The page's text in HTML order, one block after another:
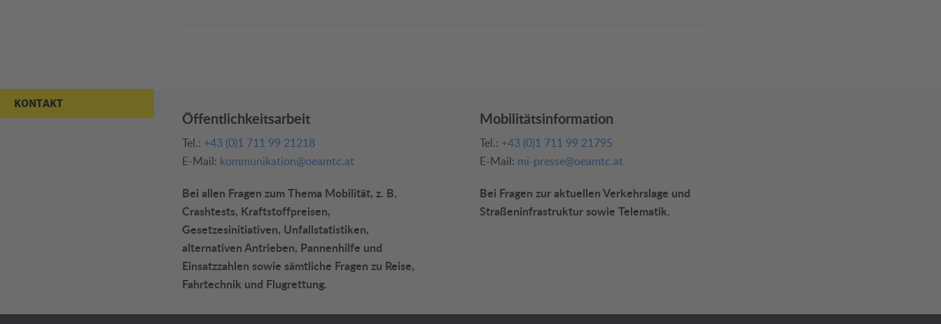
KONTAKT
Öffentlichkeitsarbeit
Tel.: +43 (0)1 711 99 21218
E-Mail: kommunikation@oeamtc.at
Bei allen Fragen zum Thema Mobilität, z. B.
Crashtests, Kraftstoffpreisen,
Gesetzesinitiativen, Unfallstatistiken,
alternativen Antrieben, Pannenhilfe und
Einsatzzahlen sowie sämtliche Fragen zu Reise,
Fahrtechnik und Flugrettung.
Mobilitätsinformation
Tel.: +43 (0)1 711 99 21795
E-Mail: mi-presse@oeamtc.at
Bei Fragen zur aktuellen Verkehrslage und
Straßeninfrastruktur sowie Telematik.